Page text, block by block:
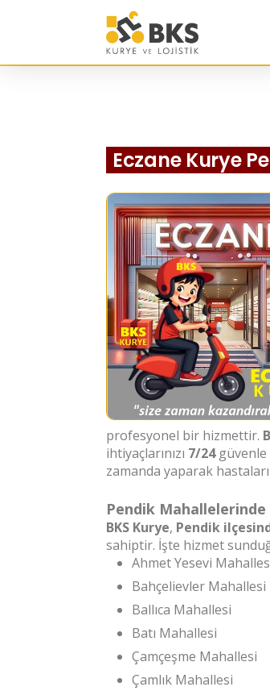
Eczane Kurye
profesyonel bir hizmettir.
ihtiyaçlarınızı 7/24güvenle
zamanda yaparak
Pendik
BKS Kurye, Pendik
sahiptir. İşte hizmet
Ahmet Yesevi
Bahçelievler Mahallesi
Ballıca Mahallesi
Batı Mahallesi
Çamçeşme Mahallesi
Çamlık Mahallesi